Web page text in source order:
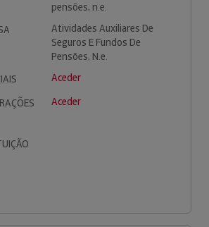
pensões, n.e.
Atividades Auxiliares De
Seguros E Fundos De
Pensões, N.e.
Aceder
Aceder